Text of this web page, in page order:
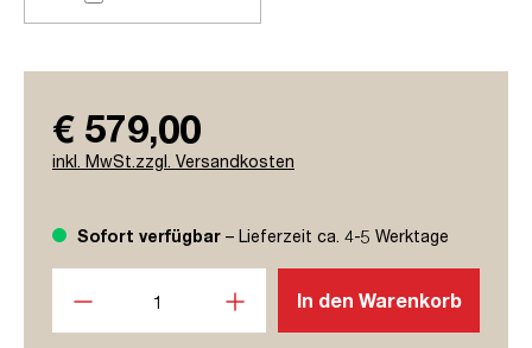
€ 579,00
inkl. MwSt.zzgl. Versandkosten
Sofort verfügbar – Lieferzeit ca. 4-5 Werktage
In den Warenkorb